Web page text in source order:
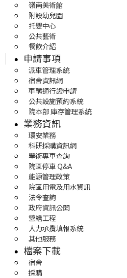
嶺南美術館
附設幼兒園
托嬰中心
公共藝術
餐飲介紹
申請事項
派車管理系統
宿舍資訊網
車輛通行證申請
公共設施預約系統
院本部 庫存管理系統
業務資訊
環安業務
科研採購資訊網
學術專車查詢
院區停車 Q&A
能源管理政策
院區用電及用水資訊
法令查詢
政府資訊公開
營繕工程
人力承攬填報系統
其他服務
檔案下載
宿舍
採購